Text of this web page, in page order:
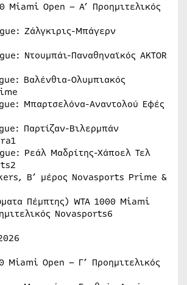
Miami Open – Α’ Προημιτελικός
Ζάλγκιρις-Μπάγερν
Ντουμπάι-Παναθηναϊκός AKTOR
Βαλένθια-Ολυμπιακός
Μπαρτσελόνα-Αναντολού Εφές
Παρτίζαν-Βιλερμπάν
Ρεάλ Μαδρίτης-Χάποελ Τελ
B’ μέρος Novasports Prime &
Πέμπτης) WTA 1000 Miami
Novasports6
Miami Open – Γ’ Προημιτελικός